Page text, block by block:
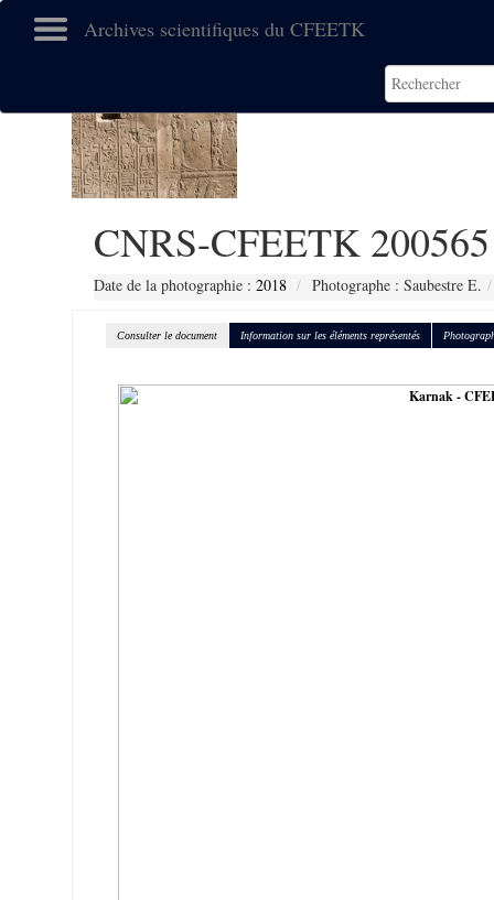
Archives scientifiques du CFEETK
CNRS-CFEETK 200565
Date de la photographie : 2018 Photographe : Saubestre E.
Consulter le document Information sur les éléments représentés